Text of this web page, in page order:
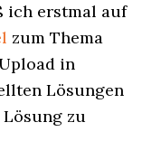
ich erstmal auf
zum Thema
in
Lösungen
zu